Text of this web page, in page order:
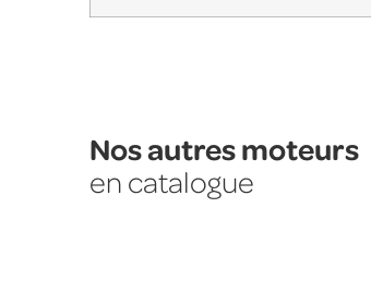
Nos autres moteurs
en catalogue